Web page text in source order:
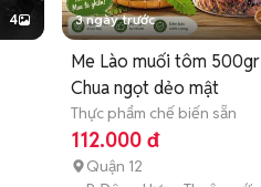
4 3 ngày trước
Me Lào muối tôm 500gr
Chua ngọt dẻo mật
Thực phẩm chế biến sẵn
112.000 đ
Quận 12